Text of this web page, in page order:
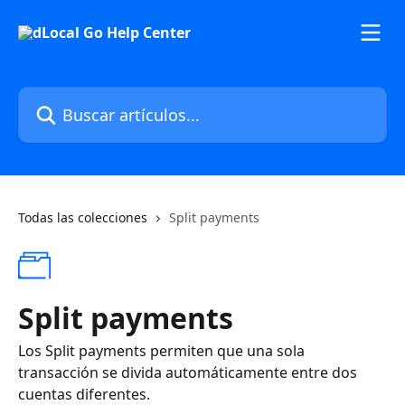
Buscar artículos...
Todas las colecciones Split payments
Split payments
Los Split payments permiten que una sola
transacción se divida automáticamente entre dos
cuentas diferentes.